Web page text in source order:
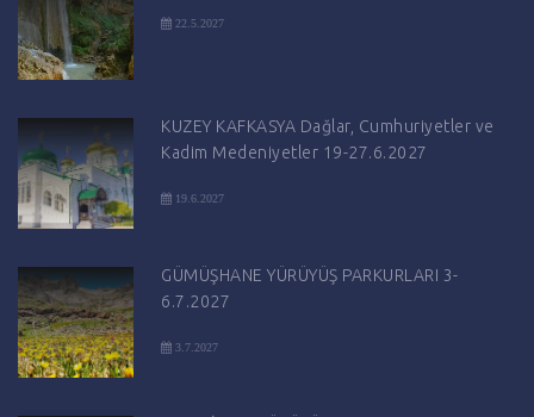
22.5.2027
KUZEY KAFKASYA Dağlar, Cumhuriyetler ve
Kadim Medeniyetler 19-27.6.2027
19.6.2027
GÜMÜŞHANE YÜRÜYÜŞ PARKURLARI 3-
6.7.2027
3.7.2027